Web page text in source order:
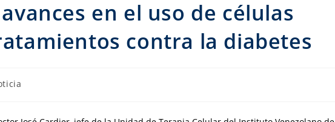
en el uso de células
contra la diabetes